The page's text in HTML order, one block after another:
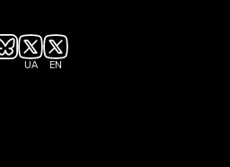
UA EN